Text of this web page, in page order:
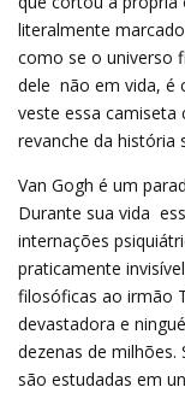
literalmente
como se o universo
dele  não em vida,
veste essa camiseta
revanche da história
Van Gogh é um
Durante sua vida 
internações
praticamente
filosóficas ao irmão
devastadora e
dezenas de milhões.
são estudadas em